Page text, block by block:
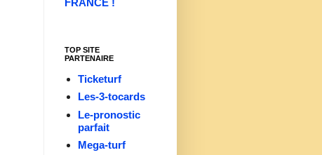
TOP SITE
PARTENAIRE
Ticketurf
Les-3-tocards
Le-pronostic
parfait
Mega-turf